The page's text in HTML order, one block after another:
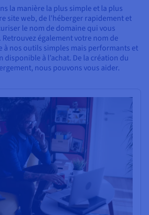
la manière la plus simple et la plus
site web, de l'héberger rapidement et
le nom de domaine qui vous
également votre nom de
à nos outils simples mais performants et
disponible à l’achat. De la création du
nous pouvons vous aider.